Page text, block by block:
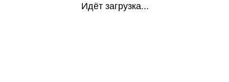
Идёт загрузка...